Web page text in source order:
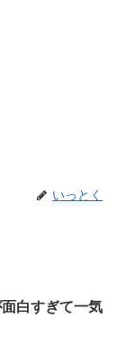
いっとく
白すぎて一気